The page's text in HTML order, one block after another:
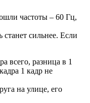
частоты – 60 Гц,
сильнее. Если
всего, разница в 1
1 кадр не
на улице, его